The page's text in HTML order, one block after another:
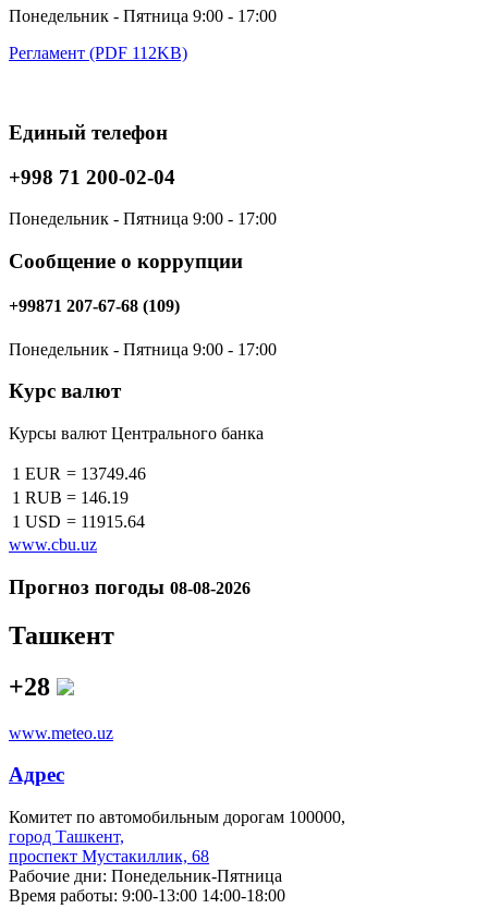
Понедельник - Пятница 9:00 - 17:00
Регламент (PDF 112KB)
Единый телефон
+998 71 200-02-04
Понедельник - Пятница 9:00 - 17:00
Сообщение о коррупции
+99871 207-67-68 (109)
Понедельник - Пятница 9:00 - 17:00
Курс валют
Курсы валют Центрального банка
1 EUR = 13749.46
1 RUB = 146.19
1 USD = 11915.64
www.cbu.uz
Прогноз погоды 08-08-2026
Ташкент
+28
www.meteo.uz
Адрес
Комитет по автомобильным дорогам 100000,
город Ташкент,
проспект Мустакиллик, 68
Рабочие дни: Понедельник-Пятница
Время работы: 9:00-13:00 14:00-18:00